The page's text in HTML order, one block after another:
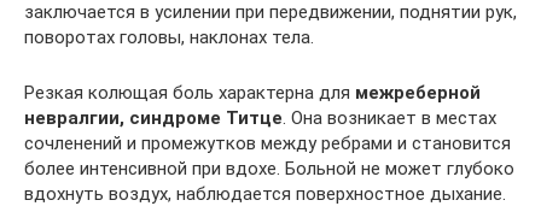
заключается в усилении при передвижении, поднятии рук,
поворотах головы, наклонах тела.
Резкая колющая боль характерна для межреберной
невралгии, синдроме Титце. Она возникает в местах
сочленений и промежутков между ребрами и становится
более интенсивной при вдохе. Больной не может глубоко
вдохнуть воздух, наблюдается поверхностное дыхание.